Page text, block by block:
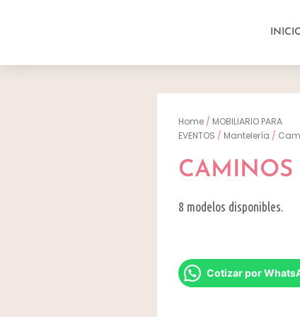
Home / MOBILIARIO PARA
EVENTOS / Mantelería /
8 modelos disponibles.
Cotizar por